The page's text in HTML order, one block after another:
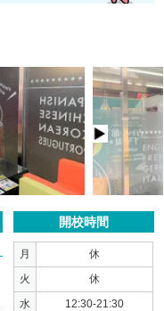
開校時間
月 休
火 休
水 12:30-21:30